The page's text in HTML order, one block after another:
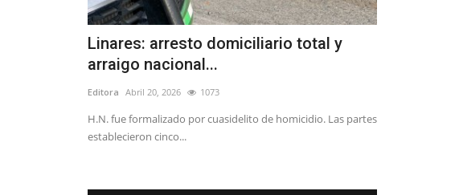
Linares: arresto domiciliario total y
arraigo nacional...
Editora Abril 20, 2026 1073
H.N. fue formalizado por cuasidelito de homicidio. Las partes
establecieron cinco...